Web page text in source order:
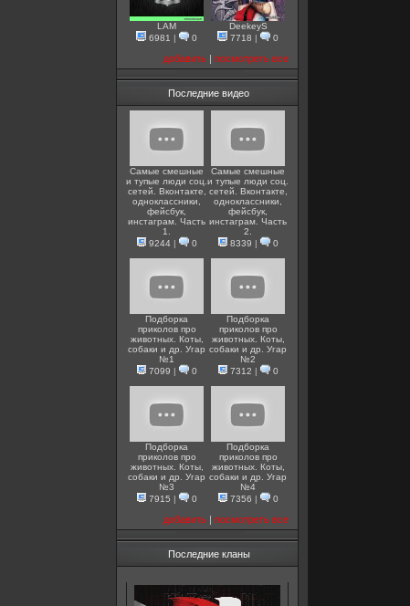
LAM
6981 | 0
DeekeyS
7718 | 0
добавить | посмотреть все
Последние видео
Самые смешные
и тупые люди соц.
сетей. Вконтакте,
одноклассники,
фейсбук,
инстаграм. Часть
1.
9244| 0
Самые смешные
и тупые люди соц.
сетей. Вконтакте,
одноклассники,
фейсбук,
инстаграм. Часть
2.
8339 | 0
Подборка
приколов про
животных. Коты,
собаки и др. Угар
№1
7099 | 0
Подборка
приколов про
животных. Коты,
собаки и др. Угар
№2
7312 | 0
Подборка
приколов про
животных. Коты,
собаки и др. Угар
№3
7915 | 0
Подборка
приколов про
животных. Коты,
собаки и др. Угар
№4
7356 | 0
добавить | посмотреть все
Последние кланы